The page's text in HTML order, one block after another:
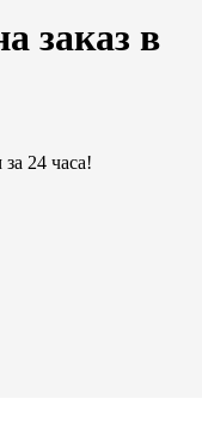
заказ в
24 часа!